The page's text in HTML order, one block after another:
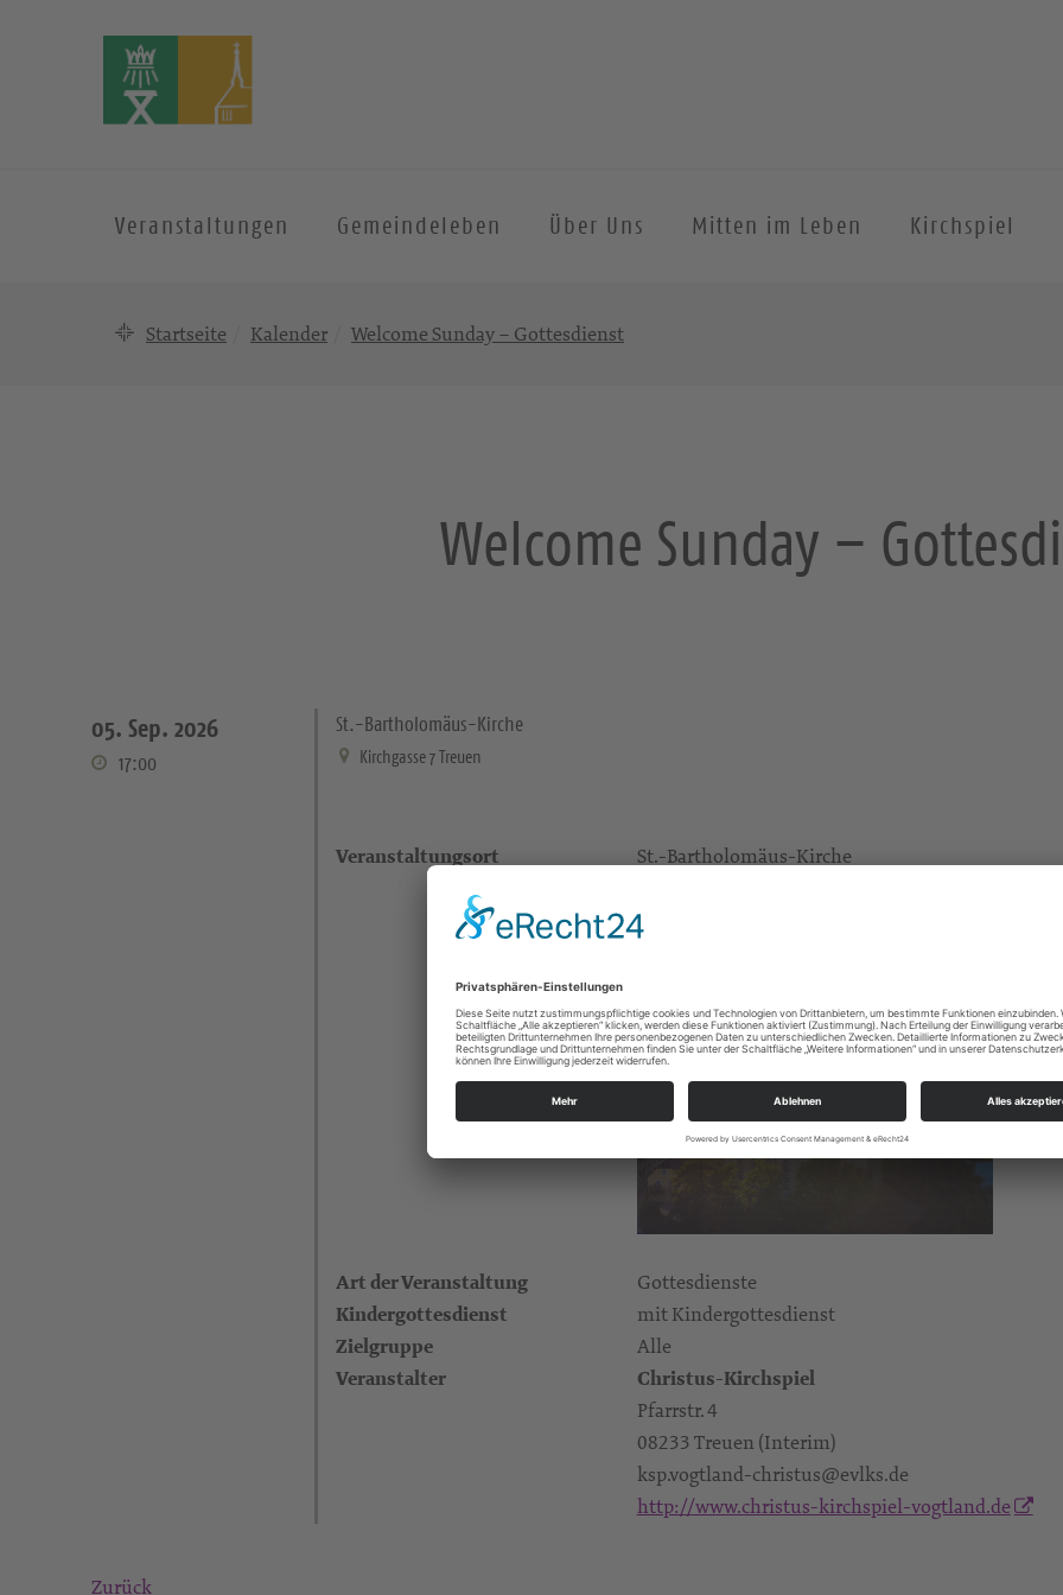
Veranstaltungen Gemeindeleben Über Uns Mitten im Leben Kirchspiel
Startseite Kalender Welcome Sunday – Gottesdienst
Welcome Sunday –
05. Sep. 2026
17:00
St.-Bartholomäus-Kirche
Kirchgasse 7 Treuen
Veranstaltungsort
St.-Bartholomäus-Kirche
08233 Treuen
Art der Veranstaltung Gottesdienste
Kindergottesdienst mit Kindergottesdienst
Zielgruppe Alle
Veranstalter Christus-Kirchspiel
Pfarrstr. 4
08233 Treuen (Interim)
ksp.vogtland-christus@evlks.de
http://www.christus-kirchspiel-vogtland.de
Zurück